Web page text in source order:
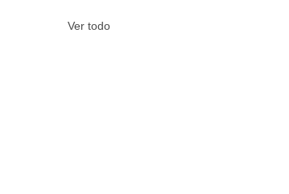
Ver todo